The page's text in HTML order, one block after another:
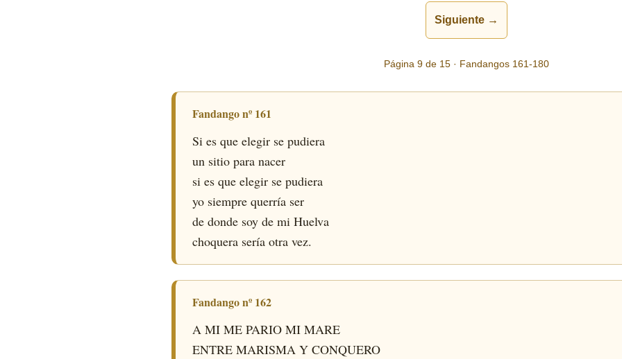
Siguiente →
Página 9 de 15 · Fandangos 161-180
Fandango nº 161
Si es que elegir se pudiera
un sitio para nacer
si es que elegir se pudiera
yo siempre querría ser
de donde soy de mi Huelva
choquera sería otra vez.
Fandango nº 162
A MI ME PARIO MI MARE
ENTRE MARISMA Y CONQUERO